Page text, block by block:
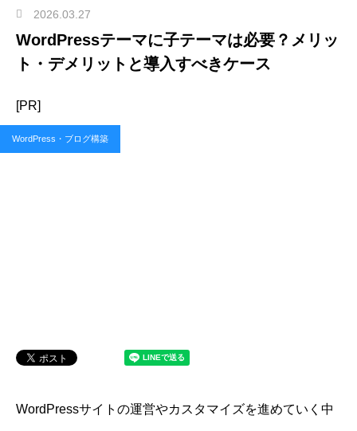
2026.03.27
WordPressテーマに子テーマは必要？メリッ
ト・デメリットと導入すべきケース
[PR]
WordPress・ブログ構築
WordPressサイトの運営やカスタマイズを進めていく中